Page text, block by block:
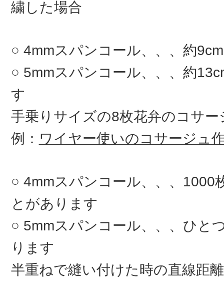
繍した場合
4mmスパンコール、、、約
5mmスパンコール、、、約
す
手乗りサイズの8枚花弁のコサ
例： ワイヤー使いのコサージュ
4mmスパンコール、、、1000
とがあります
5mmスパンコール、、、ひと
ります
半重ねで縫い付けた時の直線距離